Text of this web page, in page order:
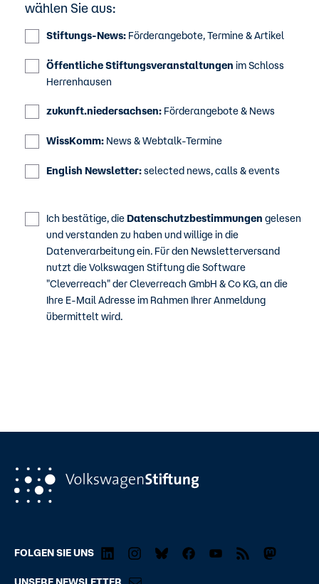
wählen Sie aus:
Stiftungs-News: Förderangebote, Termine & Artikel
Öffentliche Stiftungsveranstaltungen im Schloss
Herrenhausen
zukunft.niedersachsen: Förderangebote & News
WissKomm: News & Webtalk-Termine
English Newsletter:selected news, calls & events
Ich bestätige, die Datenschutzbestimmungen gelesen
und verstanden zu haben und willige in die
Datenverarbeitung ein. Für den Newsletterversand
nutzt die Volkswagen Stiftung die Software
"Cleverreach" der Cleverreach GmbH & Co KG, an die
Ihre E-Mail Adresse im Rahmen Ihrer Anmeldung
übermittelt wird.
FOLGEN SIE UNS
UNSERE NEWSLETTER